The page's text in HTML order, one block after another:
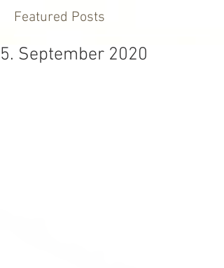
Featured Posts
5. September 2020